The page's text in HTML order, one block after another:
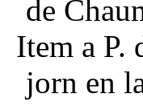
de
Item a P.
jorn en